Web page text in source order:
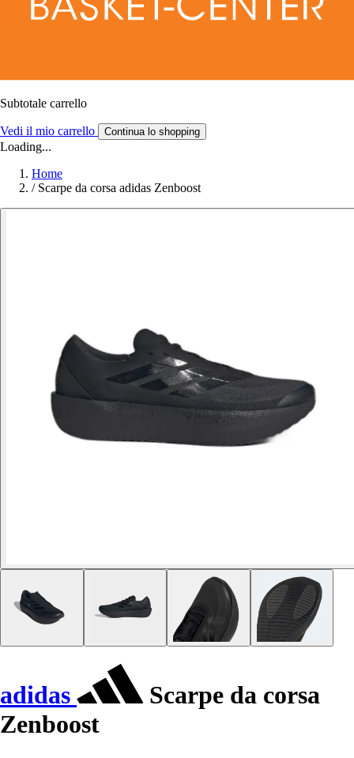
Subtotale carrello
Vedi il mio carrello Continua lo shopping
Loading...
Home
/ Scarpe da corsa adidas Zenboost
adidas
Scarpe da corsa
Zenboost